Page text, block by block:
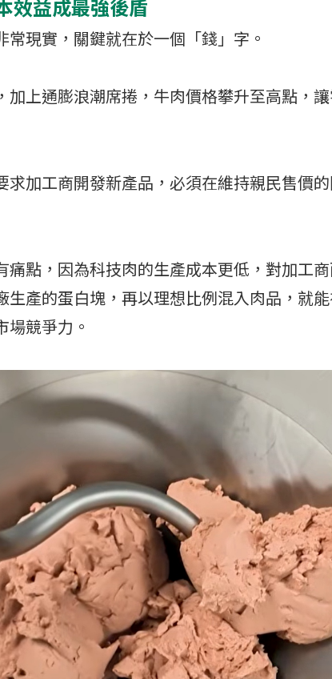
效益成最強後盾
現實，關鍵就在於一個「錢」字。
加上通膨浪潮席捲，牛肉價格攀升至高點，
求加工商開發新產品，必須在維持親民售價
痛點，因為科技肉的生產成本更低，對加工
生產的蛋白塊，再以理想比例混入肉品，就
場競爭力。